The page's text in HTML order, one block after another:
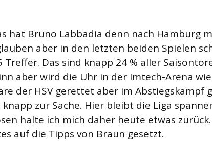
hat Bruno Labbadia denn nach Hamburg
aber in den letzten beiden Spielen
Treffer. Das sind knapp 24 % aller
aber wird die Uhr in der Imtech-Arena
der HSV gerettet aber im Abstiegskampf
zur Sache. Hier bleibt die Liga
halte ich mich daher heute etwas
auf die Tipps von Braun gesetzt.